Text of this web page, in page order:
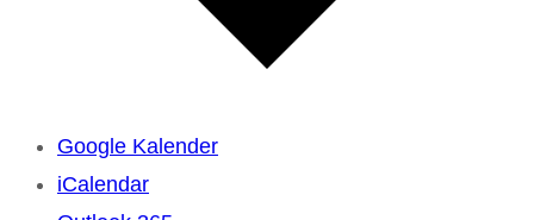
Google Kalender
iCalendar